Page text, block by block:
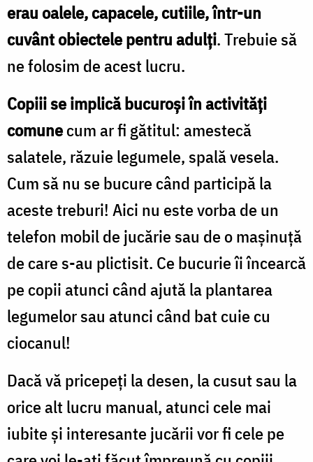
erau oalele, capacele, cutiile, într-un
cuvânt obiectele pentru adulţi. Trebuie să
ne folosim de acest lucru.
Copiii se implică bucuroşi în activităţi
comunecum ar fi gătitul: amestecă
salatele, răzuie legumele, spală vesela.
Cum să nu se bucure când participă la
aceste treburi! Aici nu este vorba de un
telefon mobil de jucărie sau de o maşinuţă
de care s-au plictisit. Ce bucurie îi încearcă
pe copii atunci când ajută la plantarea
legumelor sau atunci când bat cuie cu
ciocanul!
Dacă vă pricepeţi la desen, la cusut sau la
orice alt lucru manual, atunci cele mai
iubite şi interesante jucării vor fi cele pe